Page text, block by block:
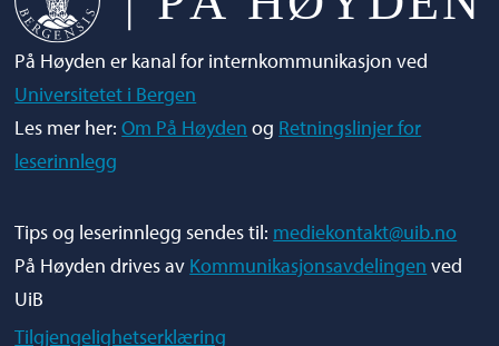
På Høyden er kanal for internkommunikasjon ved
Universitetet i Bergen
Les mer her:Om På Høyden og Retningslinjer for
leserinnlegg
Tips og leserinnlegg sendes til: mediekontakt@uib.no
På Høyden drives av Kommunikasjonsavdelingen ved
UiB
Tilgjengelighetserklæring